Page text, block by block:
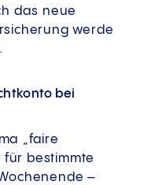
das neue
werde
bei
„faire
für bestimmte
–